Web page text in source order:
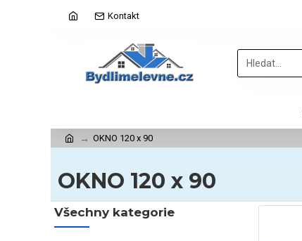
Kontakt
OKNO 120 x 90
OKNO 120 x 90
Všechny kategorie